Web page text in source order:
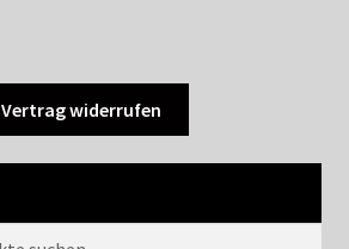
Vertrag widerrufen